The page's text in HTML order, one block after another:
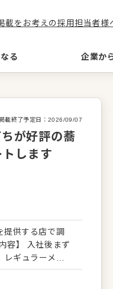
載をお考えの採用担当者様
る 企業か
載終了予定日： 2026/09/07
が好評の蕎
します
提供する店で調
ギュラーメニ
、これまでの調
ーの考案に携わ